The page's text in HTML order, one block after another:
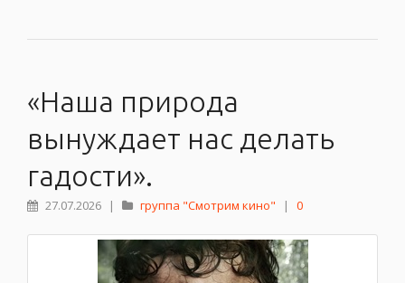
«Наша природа
вынуждает нас делать
гадости».
27.07.2026 | группа "Смотрим кино" | 0